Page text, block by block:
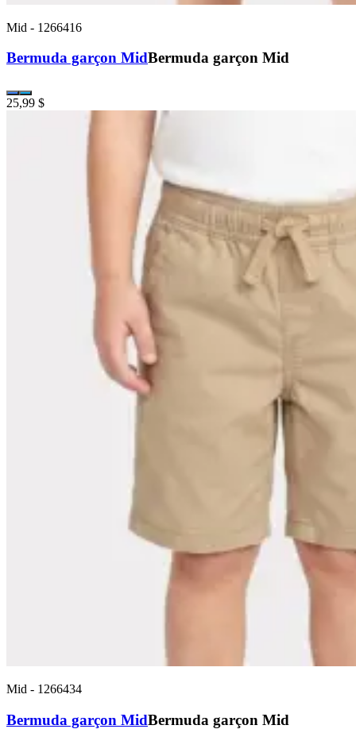
Mid - 1266416
Bermuda garçon MidBermuda garçon Mid
25,99 $
Mid - 1266434
Bermuda garçon MidBermuda garçon Mid